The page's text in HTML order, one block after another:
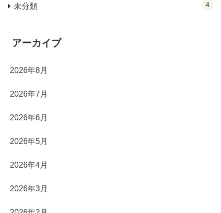
未分類 4
アーカイブ
2026年8月
2026年7月
2026年6月
2026年5月
2026年4月
2026年3月